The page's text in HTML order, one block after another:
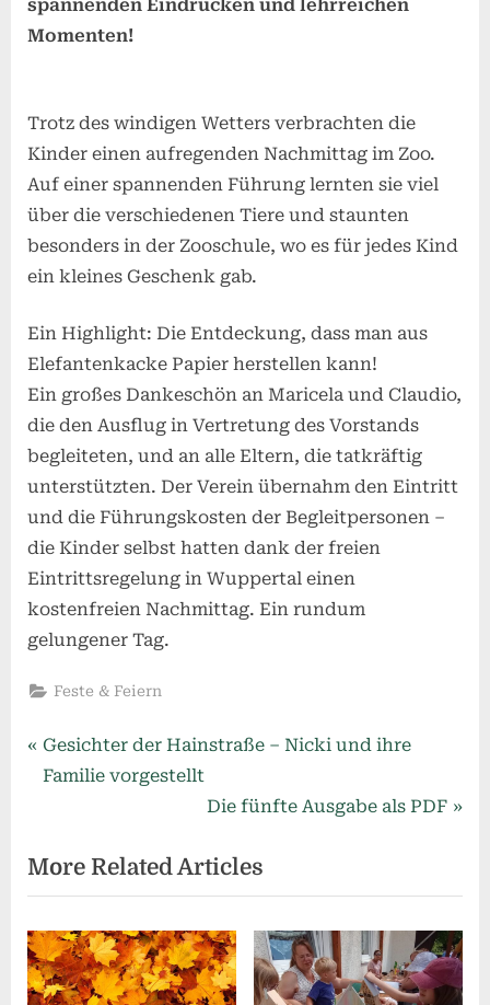
spannenden Eindrücken und lehrreichen
Momenten!
Trotz des windigen Wetters verbrachten die
Kinder einen aufregenden Nachmittag im Zoo.
Auf einer spannenden Führung lernten sie viel
über die verschiedenen Tiere und staunten
besonders in der Zooschule, wo es für jedes Kind
ein kleines Geschenk gab.
Ein Highlight: Die Entdeckung, dass man aus
Elefantenkacke Papier herstellen kann!
Ein großes Dankeschön an Maricela und Claudio,
die den Ausflug in Vertretung des Vorstands
begleiteten, und an alle Eltern, die tatkräftig
unterstützten. Der Verein übernahm den Eintritt
und die Führungskosten der Begleitpersonen –
die Kinder selbst hatten dank der freien
Eintrittsregelung in Wuppertal einen
kostenfreien Nachmittag. Ein rundum
gelungener Tag.
Feste & Feiern
Beitragsnavigation
P
r
i
o
u
s
P
Gesichter der Hainstraße – Nicki und ihre
Familie vorgestellt
N
x
t
P
o
s
Die fünfte Ausgabe als PDF
More Related Articles